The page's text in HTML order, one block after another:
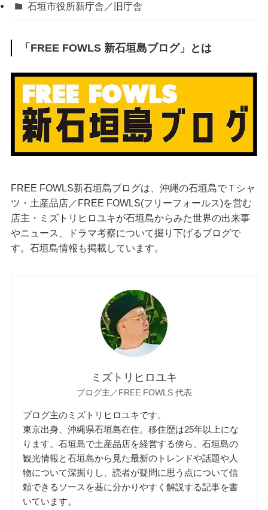
石垣市役所新庁舎／旧庁舎
「FREE FOWLS 新石垣島ブログ」とは
FREE FOWLS新石垣島ブログは、沖縄の石垣島でＴシャ
ツ・土産品店／FREE FOWLS(フリーフォールス)を営む
店主・ミズトリヒロユキが石垣島からみた世界の出来事
やニュース、ドラマ考察について掘り下げるブログで
す。石垣島情報も掲載しています。
ミズトリヒロユキ
ブログ主／FREE FOWLS 代表
ブログ主のミズトリヒロユキです。
東京出身、沖縄県石垣島在住。移住歴は25年以上にな
ります。石垣島で土産品店を経営する傍ら、石垣島の
観光情報と石垣島から見た最新のトレンドや話題や人
物について深掘りし、読者が疑問に思う点について信
頼できるソースを基に分かりやすく解説する記事を書
いています。